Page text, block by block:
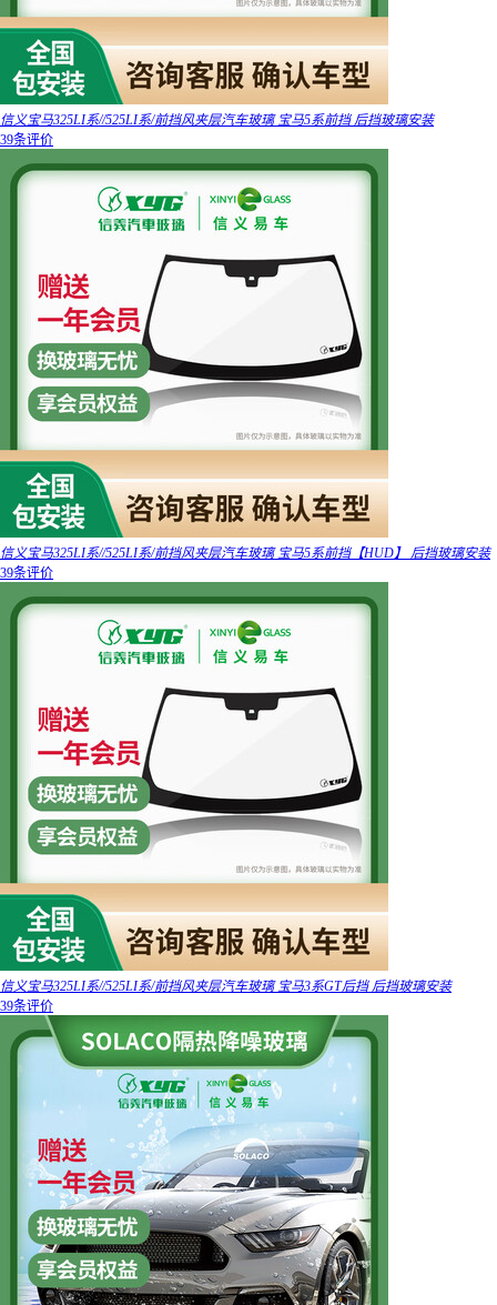
信义宝马325LI系//525LI系/前挡风夹层汽车玻璃 宝马5系前挡 后挡玻璃安装
39条评价
信义宝马325LI系//525LI系/前挡风夹层汽车玻璃 宝马5系前挡【HUD】 后挡玻璃安装
39条评价
信义宝马325LI系//525LI系/前挡风夹层汽车玻璃 宝马3系GT后挡 后挡玻璃安装
39条评价